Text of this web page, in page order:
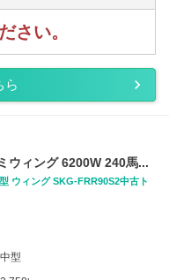
さい。
ら
ウィング 6200W 240馬...
ウィング SKG-FRR90S2中古ト
中型